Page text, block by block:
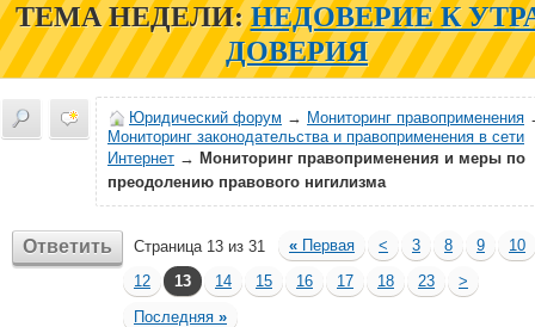
ТЕМА НЕДЕЛИ: НЕДОВЕРИЕ К
ДОВЕРИЯ
Юридический форум → Мониторинг правоприменения
Мониторинг законодательства и правоприменения в сети
Интернет → Мониторинг правоприменения и меры по
преодолению правового нигилизма
Ответить Страница 13 из 31 « Первая < 3 8 9
10
12
13 14 15 16 17 18 23
>
Последняя »